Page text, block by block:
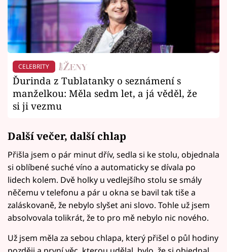
CELEBRITY
Ďurinda z Tublatanky o seznámení s
manželkou: Měla sedm let, a já věděl, že
si ji vezmu
Další večer, další chlap
Přišla jsem o pár minut dřív, sedla si ke stolu, objednala
si oblíbené suché víno a automaticky se dívala po
lidech kolem. Dvě holky u vedlejšího stolu se smály
něčemu v telefonu a pár u okna se bavil tak tiše a
zaláskovaně, že nebylo slyšet ani slovo. Tohle už jsem
absolvovala tolikrát, že to pro mě nebylo nic nového.
Už jsem měla za sebou chlapa, který přišel o půl hodiny